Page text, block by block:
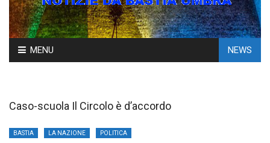
Skip
to
MENU NEWS
Caso-scuola Il Circolo è d’accordo
BASTIA LA NAZIONE POLITICA